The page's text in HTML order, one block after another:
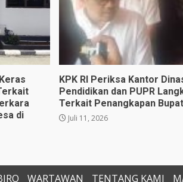
di
KPK RI Periksa Kantor
Pendidikan dan PUPR
Terkait Penangkapan
Juli 11, 2026
WARTAWAN TENTANG KAMI